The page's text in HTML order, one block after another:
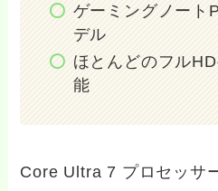
ゲーミングノート
デル
ほとんどのフル
能
Core Ultra 7 プロセッサ